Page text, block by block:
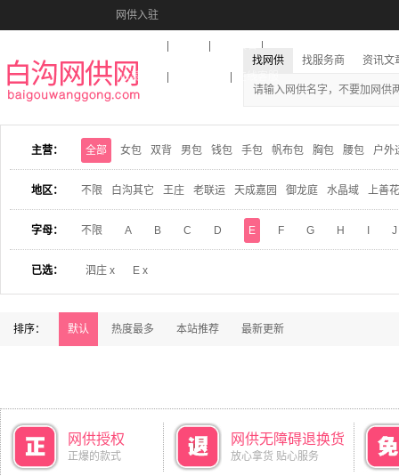
网供入驻
收藏本站
找网供 找服务商 资讯文
主营： 全部 女包 双背 男包 钱包 手包 帆布包 胸包 腰包 户外
地区： 不限 白沟其它 王庄 老联运 天成嘉园 御龙庭 水晶域 上善
字母： 不限 A B C D E F G H J
已选： 泗庄 x E x
排序： 默认 热度最多 本站推荐 最新更新
网供授权
正爆的款式
网供无障碍退换货
放心拿货 贴心服务